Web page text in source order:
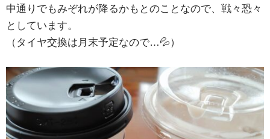
中通りでもみぞれが降るかもとのことなので、戦々恐々
としています。
（タイヤ交換は月末予定なので…💦）